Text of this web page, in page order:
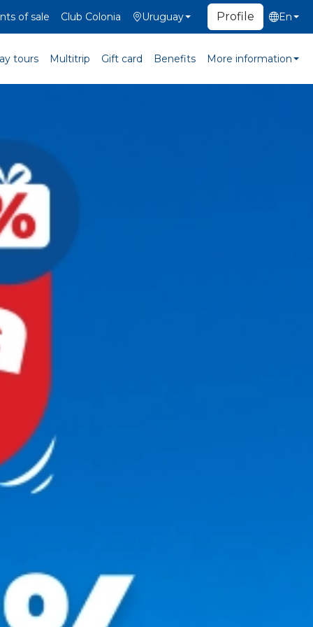
of sale Club Colonia Uruguay Profile En
tours Multitrip Gift card Benefits More information